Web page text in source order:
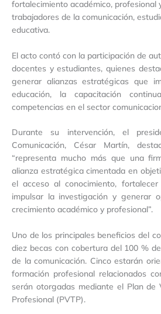
fortalecimiento académico, profesional
trabajadores de la comunicación,
educativa.
El acto contó con la participación de
docentes y estudiantes, quienes
generar alianzas estratégicas que
educación, la capacitación
competencias en el sector
Durante su intervención, el
Comunicación, César Martín,
“representa mucho más que una
alianza estratégica cimentada en
el acceso al conocimiento,
impulsar la investigación y generar
crecimiento académico y profesional”.
Uno de los principales beneficios del
diez becas con cobertura del 100 %
de la comunicación. Cinco estarán
formación profesional relacionados
serán otorgadas mediante el Plan de
Profesional (PVTP).